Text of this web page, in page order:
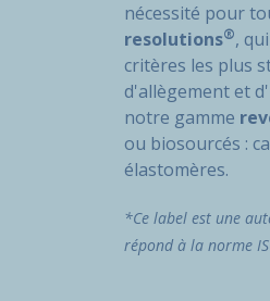
nécessité pour
resolutions®,
critères les plus
d'allègement et
notre gamme
ou biosourcés :
élastomères.
*Ce label est une
répond à la norme